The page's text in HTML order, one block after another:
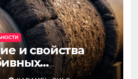
и свойства
огнеупорных